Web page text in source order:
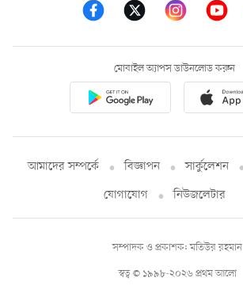
মোবাইল অ্যাপস ডাউনলোড করুন
আমাদের সম্পর্কে বিজ্ঞাপন সার্কুলেশন
যোগাযোগ
নিউজলেটার
স্বত্ব © ১৯৯৮-২০২৬ প্রথম আলো
সম্পাদক ও প্রকাশক: মতিউর রহমান